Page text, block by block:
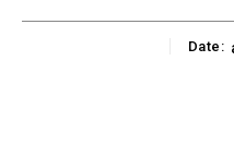
Date: